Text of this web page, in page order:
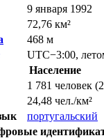
9 января 1992
72,76 км²
468 м
UTC−3:00,
Население
1 781 человек
24,48 чел./км²
португальский